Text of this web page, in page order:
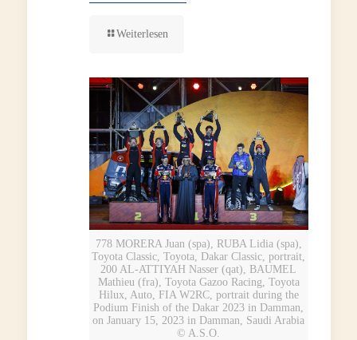
Weiterlesen
778 MORERA Juan (spa), RUBA Lidia (spa),
Toyota Classic, Toyota, Dakar Classic, portrait,
200 AL-ATTIYAH Nasser (qat), BAUMEL
Mathieu (fra), Toyota Gazoo Racing, Toyota
Hilux, Auto, FIA W2RC, portrait during the
Podium Finish of the Dakar 2023 in Damman,
on January 15, 2023 in Damman, Saudi Arabia
© A.S.O.